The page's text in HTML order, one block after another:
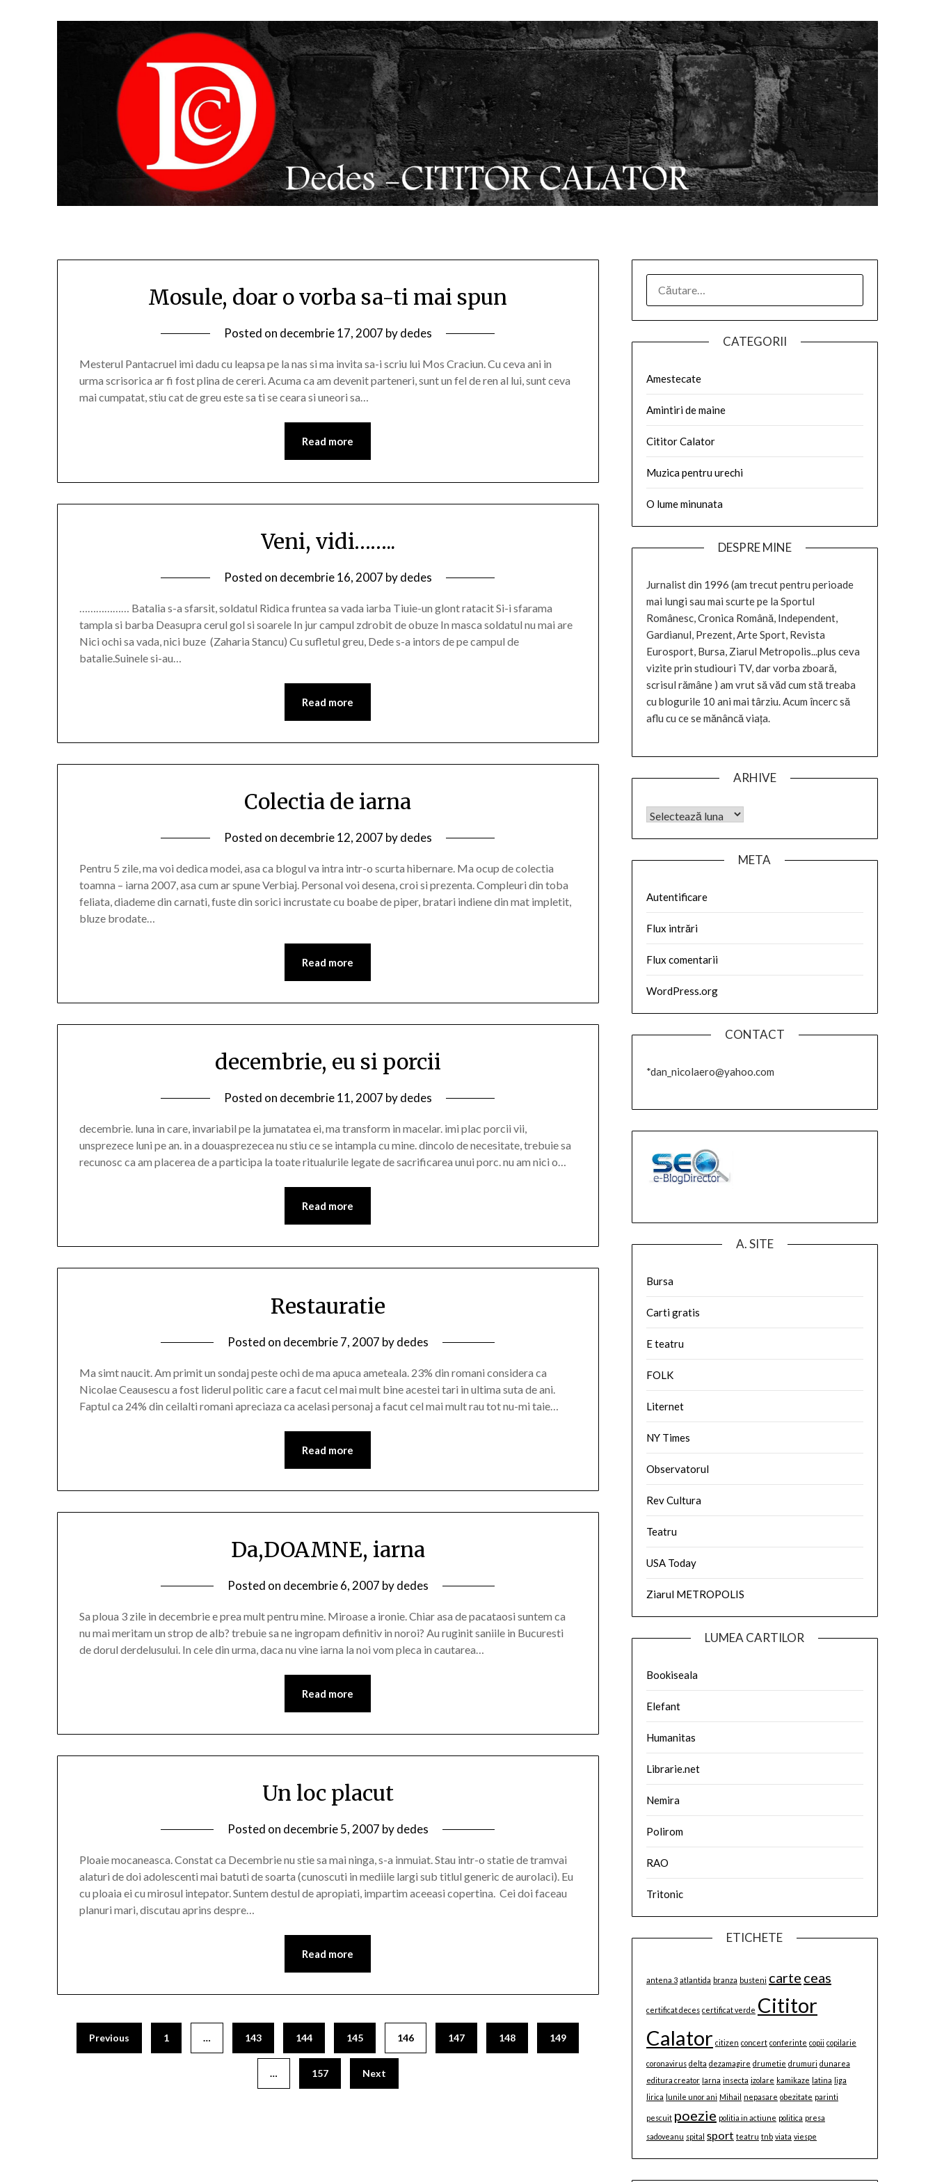
Mosule, doar o vorba sa-ti mai spun
Posted on decembrie 17, 2007 bydedes
Mesterul Pantacruel imi dadu cu leapsa pe la nas si ma invita sa-i scriu lui Mos Craciun. Cu ceva ani in
urma scrisorica ar fi fost plina de cereri. Acuma ca am devenit parteneri, sunt un fel de ren al lui, sunt ceva
mai cumpatat, stiu cat de greu este sa ti se ceara si uneori sa…
Read more
Veni, vidi……..
Posted on decembrie 16, 2007 bydedes
……………… Batalia s-a sfarsit, soldatul Ridica fruntea sa vada iarba Tiuie-un glont ratacit Si-i sfarama
tampla si barba Deasupra cerul gol si soarele In jur campul zdrobit de obuze In masca soldatul nu mai are
Nici ochi sa vada, nici buze (Zaharia Stancu) Cu sufletul greu, Dede s-a intors de pe campul de
batalie.Suinele si-au…
Read more
Colectia de iarna
Posted on decembrie 12, 2007 bydedes
Pentru 5 zile, ma voi dedica modei, asa ca blogul va intra intr-o scurta hibernare. Ma ocup de colectia
toamna – iarna 2007, asa cum ar spune Verbiaj. Personal voi desena, croi si prezenta. Compleuri din toba
feliata, diademe din carnati, fuste din sorici incrustate cu boabe de piper, bratari indiene din mat impletit,
bluze brodate…
Read more
decembrie, eu si porcii
Posted on decembrie 11, 2007 bydedes
decembrie. luna in care, invariabil pe la jumatatea ei, ma transform in macelar. imi plac porcii vii,
unsprezece luni pe an. in a douasprezecea nu stiu ce se intampla cu mine. dincolo de necesitate, trebuie sa
recunosc ca am placerea de a participa la toate ritualurile legate de sacrificarea unui porc. nu am nici o…
Read more
Restauratie
Posted on decembrie 7, 2007 bydedes
Ma simt naucit. Am primit un sondaj peste ochi de ma apuca ameteala. 23% din romani considera ca
Nicolae Ceausescu a fost liderul politic care a facut cel mai mult bine acestei tari in ultima suta de ani.
Faptul ca 24% din ceilalti romani apreciaza ca acelasi personaj a facut cel mai mult rau tot nu-mi taie…
Read more
Da,DOAMNE, iarna
Posted on decembrie 6, 2007 bydedes
Sa ploua 3 zile in decembrie e prea mult pentru mine. Miroase a ironie. Chiar asa de pacataosi suntem ca
nu mai meritam un strop de alb? trebuie sa ne ingropam definitiv in noroi? Au ruginit saniile in Bucuresti
de dorul derdelusului. In cele din urma, daca nu vine iarna la noi vom pleca in cautarea…
Read more
Un loc placut
Posted on decembrie 5, 2007 bydedes
Ploaie mocaneasca. Constat ca Decembrie nu stie sa mai ninga, s-a inmuiat. Stau intr-o statie de tramvai
alaturi de doi adolescenti mai batuti de soarta (cunoscuti in mediile largi sub titlul generic de aurolaci). Eu
cu ploaia ei cu mirosul intepator. Suntem destul de apropiati, impartim aceeasi copertina. Cei doi faceau
planuri mari, discutau aprins despre…
Read more
Previous 1 … 143 144 145 146 147 148 149
… 157 Next
CATEGORII
Amestecate
Amintiri de maine
Cititor Calator
Muzica pentru urechi
O lume minunata
DESPRE MINE
Jurnalist din 1996 (am trecut pentru perioade
mai lungi sau mai scurte pe la Sportul
Românesc, Cronica Română, Independent,
Gardianul, Prezent, Arte Sport, Revista
Eurosport, Bursa, Ziarul Metropolis...plus ceva
vizite prin studiouri TV, dar vorba zboară,
scrisul rămâne ) am vrut să văd cum stă treaba
cu blogurile 10 ani mai târziu. Acum încerc să
aflu cu ce se mănâncă viața.
ARHIVE
META
Autentificare
Flux intrări
Flux comentarii
WordPress.org
CONTACT
*dan_nicolaero@yahoo.com
A. SITE
Bursa
Carti gratis
E teatru
FOLK
Liternet
NY Times
Observatorul
Rev Cultura
Teatru
USA Today
Ziarul METROPOLIS
LUMEA CARTILOR
Bookiseala
Elefant
Humanitas
Librarie.net
Nemira
Polirom
RAO
Tritonic
ETICHETE
antena 3 atlantida branza busteni carte ceas
certificat deces certificat verde Cititor
Calator citizen concert conferinte copii copilarie
coronavirus delta dezamagire drumetie drumuri dunarea
editura creator Iarna insecta izolare kamikaze latina liga
lirica
lunile unor ani Mihail nepasare obezitate parinti
pescuit poezie politia in actiune politica presa
sadoveanu spital sport teatru tnb viata viespe